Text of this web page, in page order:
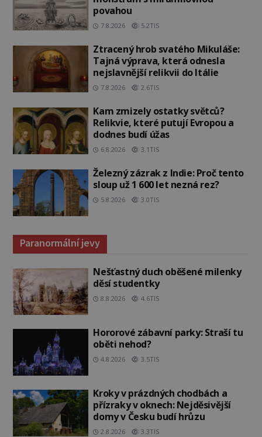
povahou
7.8.2026 5.2TIS
Ztracený hrob svatého Mikuláše:
Tajná výprava, která odnesla
nejslavnější relikvii do Itálie
7.8.2026 2.6TIS
Kam zmizely ostatky světců?
Relikvie, které putují Evropou a
dodnes budí úžas
6.8.2026 3.1TIS
Železný zázrak z Indie: Proč tento
sloup už 1 600 let nezná rez?
5.8.2026 3.0TIS
Paranormální jevy
Nešťastný duch oběšené milenky
děsí studentky
8.8.2026 4.6TIS
Hororové zábavní parky: Straší tu
oběti nehod?
4.8.2026 3.5TIS
Kroky v prázdných chodbách a
přízraky v oknech: Nejděsivější
domy v Česku budí hrůzu
2.8.2026 3.3TIS